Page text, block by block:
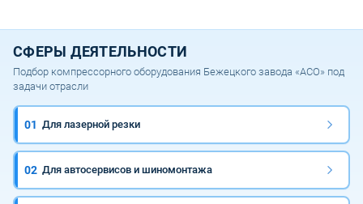
СФЕРЫ ДЕЯТЕЛЬНОСТИ
Подбор компрессорного оборудования Бежецкого завода «АСО» под
задачи отрасли
01 Для лазерной резки
02 Для автосервисов и шиномонтажа